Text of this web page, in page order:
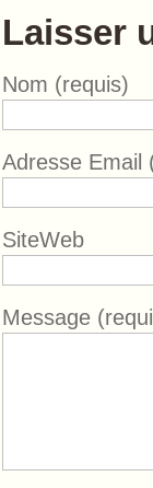
Laisser
Nom (requis)
Adresse Email
SiteWeb
Message